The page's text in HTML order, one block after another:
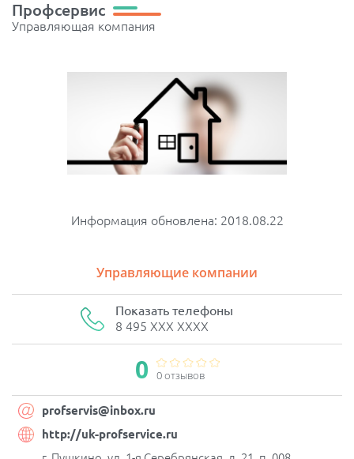
Профсервис
Управляющая компания
Информация обновлена: 2018.08.22
Управляющие компании
Показать телефоны
8 495 XXX XXXX
0 0 отзывов
profservis@inbox.ru
http://uk-profservice.ru